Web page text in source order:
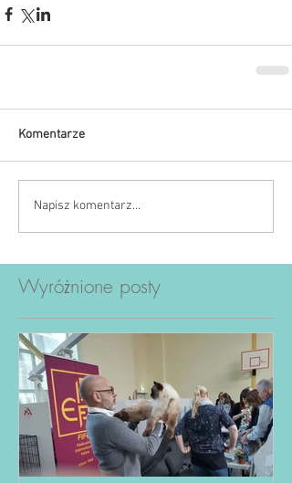
Komentarze
Napisz komentarz...
Wyróżnione posty